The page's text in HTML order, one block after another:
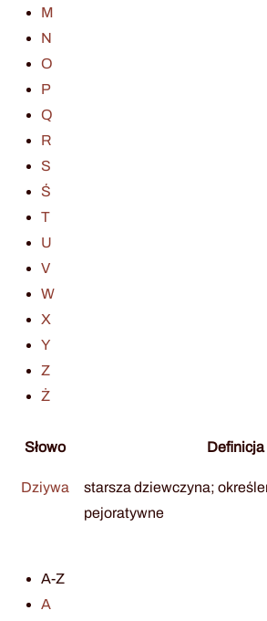
M
N
O
P
Q
R
S
Ś
T
U
V
W
X
Y
Z
Ż
Słowo Definicja
Dziywa
starsza dziewczyna;
pejoratywne
A-Z
A